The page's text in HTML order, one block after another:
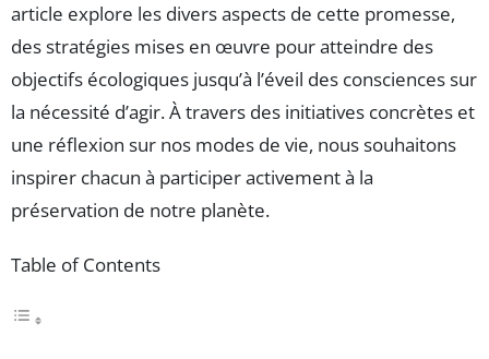
article explore les divers aspects de cette promesse,
des stratégies mises en œuvre pour atteindre des
objectifs écologiques jusqu’à l’éveil des consciences sur
la nécessité d’agir. À travers des initiatives concrètes et
une réflexion sur nos modes de vie, nous souhaitons
inspirer chacun à participer activement à la
préservation de notre planète.
Table of Contents